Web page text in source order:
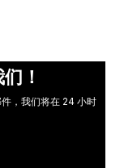
！
，我们将在 24 小时